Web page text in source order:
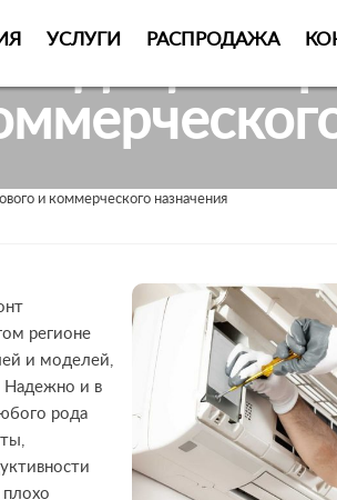
УСЛУГИ РАСПРОДАЖА
и коммерческого назначения
регионе
и моделей,
Надежно и в
рода
плохо